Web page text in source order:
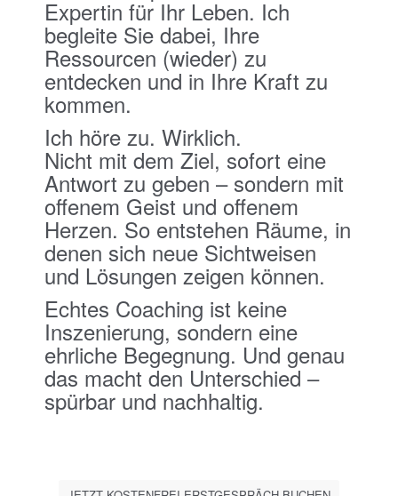
Expertin für Ihr Leben. Ich
begleite Sie dabei, Ihre
Ressourcen (wieder) zu
entdecken und in Ihre Kraft zu
kommen.
Ich höre zu. Wirklich.
Nicht mit dem Ziel, sofort eine
Antwort zu geben – sondern mit
offenem Geist und offenem
Herzen. So entstehen Räume, in
denen sich neue Sichtweisen
und Lösungen zeigen können.
Echtes Coaching ist keine
Inszenierung, sondern eine
ehrliche Begegnung. Und genau
das macht den Unterschied –
spürbar und nachhaltig.